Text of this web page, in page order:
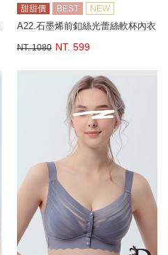
甜甜價 BEST NEW
A22.石墨烯前釦絲光蕾絲軟杯內衣
NT. 1080 NT. 599